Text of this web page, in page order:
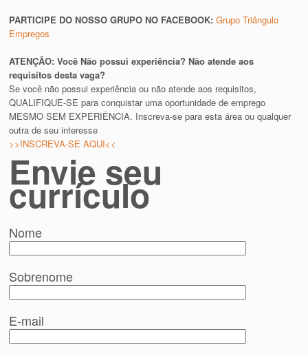
PARTICIPE DO NOSSO GRUPO NO FACEBOOK:Grupo Triângulo
Empregos
ATENÇÃO: Você Não possui experiência? Não atende aos
requisitos desta vaga?
Se você não possui experiência ou não atende aos requisitos,
QUALIFIQUE-SE para conquistar uma oportunidade de emprego
MESMO SEM EXPERIÊNCIA. Inscreva-se para esta área ou qualquer
outra de seu interesse
>>INSCREVA-SE AQUI<<
Envie seu
currículo
Nome
Sobrenome
E-mail